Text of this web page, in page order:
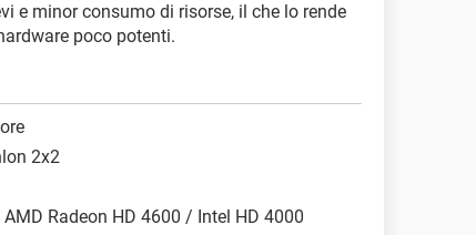
e minor consumo di risorse, il che lo rende
poco potenti.
2x2
Radeon HD 4600 / Intel HD 4000